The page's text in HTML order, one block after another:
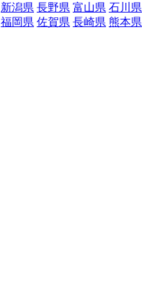
新潟県 長野県 富山県 石川県
福岡県 佐賀県 長崎県 熊本県